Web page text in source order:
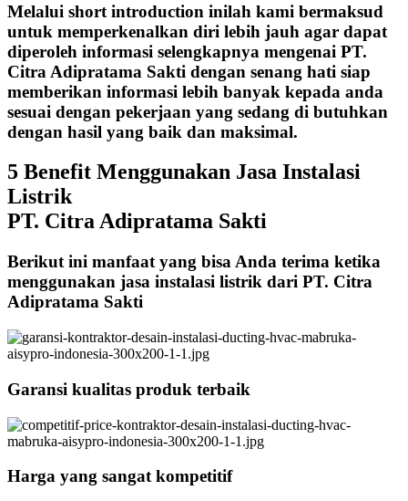
Melalui short introduction inilah kami bermaksud
untuk memperkenalkan diri lebih jauh agar dapat
diperoleh informasi selengkapnya mengenai PT.
Citra Adipratama Sakti dengan senang hati siap
memberikan informasi lebih banyak kepada anda
sesuai dengan pekerjaan yang sedang di butuhkan
dengan hasil yang baik dan maksimal.
5 Benefit Menggunakan Jasa Instalasi
Listrik
PT. Citra Adipratama Sakti
Berikut ini manfaat yang bisa Anda terima ketika
menggunakan jasa instalasi listrik dari PT. Citra
Adipratama Sakti
Garansi kualitas produk terbaik
Harga yang sangat kompetitif